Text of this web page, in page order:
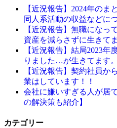
【近況報告】2024年の
同人系活動の収益などに
【近況報告】無職になっ
資産を減らさずに生きてま
【近況報告】結局2023年
りました…が生きてます。
【近況報告】契約社員か
業はしています！！
会社に嫌いすぎる人が居
の解決策も紹介】
カテゴリー